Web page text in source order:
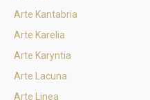
Arte Kantabria
Arte Karelia
Arte Karyntia
Arte Lacuna
Arte Linea